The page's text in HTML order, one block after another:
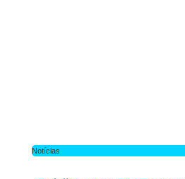
Notícias